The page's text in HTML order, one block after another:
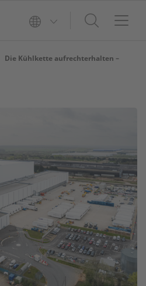
Die Kühlkette aufrechterhalten –